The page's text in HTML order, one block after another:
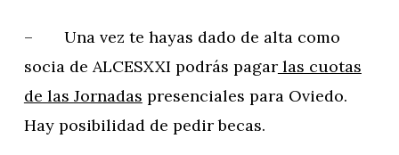
– Una vez te hayas dado de alta como
socia de ALCESXXI podrás pagarlas cuotas
de las Jornadas presenciales para Oviedo.
Hay posibilidad de pedir becas.